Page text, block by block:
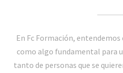
En Fc Formación,
como algo fundamental para
tanto de personas que se